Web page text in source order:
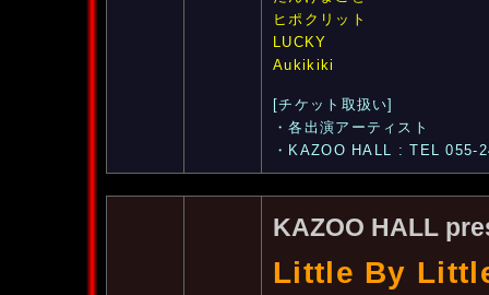
ヒポクリット
LUCKY
Aukikiki
[チケット取扱い]
・各出演アーティスト
・KAZOO HALL : TEL 055-
KAZOO HALL
Little By